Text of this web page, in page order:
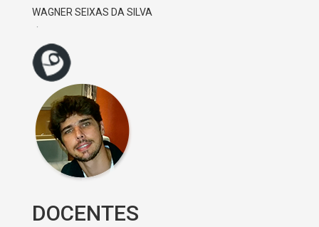
WAGNER SEIXAS DA SILVA
DOCENTES